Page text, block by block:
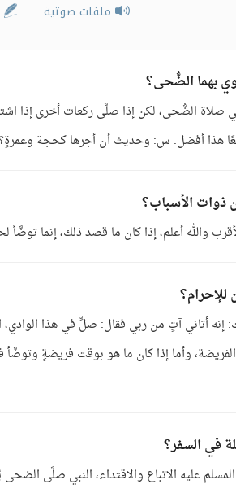
ملفات صوتية
بهما الضُّحى؟
صلاة الضُّحى، لكن إذا صلَّى ركعات أخرى إذا
هذا أفضل. س: وحديث أن أجرها كحجة
الأسباب؟
والله أعلم، إذا كان ما قصد ذلك، إنما توضَّأ
أتاني آتٍ من ربي فقال: صلِّ في هذا
وأما إذا كان ما هو بوقت فريضةٍ
في السفر؟
المسلم عليه الاتباع والاقتداء، النبي صلَّى